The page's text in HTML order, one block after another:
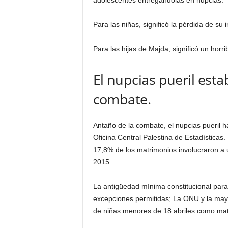
Para las niñas, significó la pérdida de su
Para las hijas de Majda, significó un
El nupcias pueril
combate.
Antaño de la combate, el nupcias pueril
Oficina Central Palestina de
17,8% de los matrimonios involucraron
2015.
La antigüedad mínima constitucional
excepciones permitidas; La ONU y la
de niñas menores de 18 abriles como